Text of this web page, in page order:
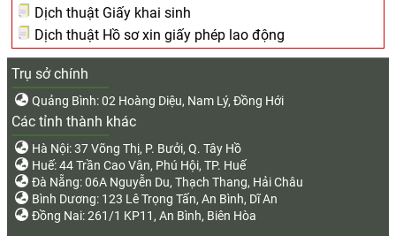
Dịch thuật Giấy khai sinh
Dịch thuật Hồ sơ xin giấy phép lao động
Trụ sở chính
Quảng Bình: 02 Hoàng Diệu, Nam Lý, Đồng Hới
Các tỉnh thành khác
Hà Nội: 37 Võng Thị, P. Bưởi, Q. Tây Hồ
Huế: 44 Trần Cao Vân, Phú Hội, TP. Huế
Đà Nẵng: 06A Nguyễn Du, Thạch Thang, Hải Châu
Bình Dương: 123 Lê Trọng Tấn, An Bình, Dĩ An
Đồng Nai: 261/1 KP11, An Bình, Biên Hòa